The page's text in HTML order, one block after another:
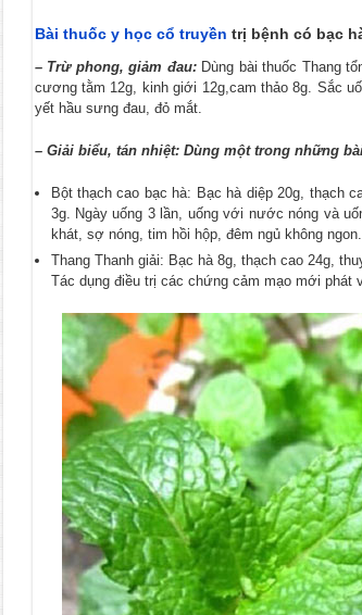
Bài thuốc y học cổ truyền trị bệnh có bạc
– Trừ phong, giảm đau:Dùng bài thuốc Thang
cương tằm 12g, kinh giới 12g,cam thảo 8g. Sắc
yết hầu sưng đau, đỏ mắt.
– Giải biểu, tán nhiệt: Dùng một trong những
Bột thạch cao bạc hà: Bạc hà diệp 20g, thạch
3g. Ngày uống 3 lần, uống với nước nóng và
khát, sợ nóng, tim hồi hộp, đêm ngủ không ngon.
Thang Thanh giải: Bạc hà 8g, thạch cao 24g,
Tác dụng điều trị các chứng cảm mạo mới phát